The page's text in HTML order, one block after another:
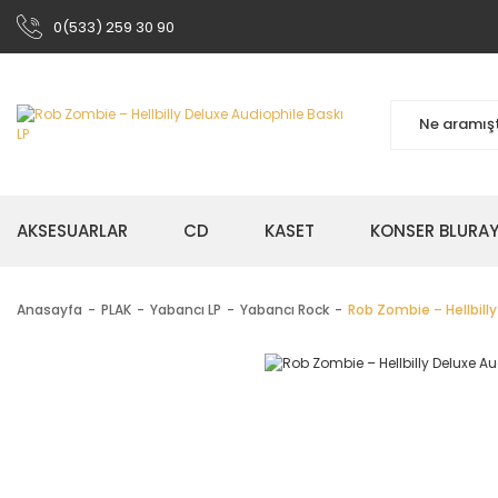
0(533) 259 30 90
AKSESUARLAR CD KASET KONSER BLURAY
Anasayfa PLAK Yabancı LP Yabancı Rock Rob Zombie ‎–